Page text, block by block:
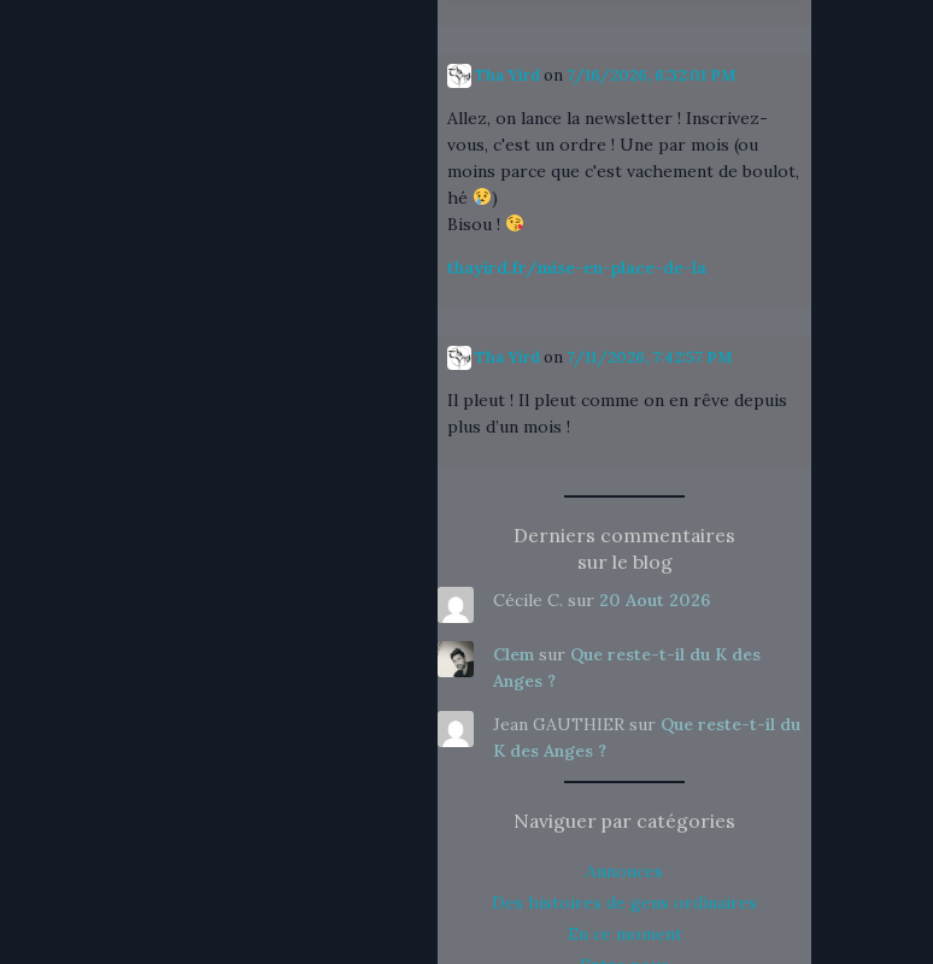
Tha Yird on 7/16/2026, 6:32:01 PM
Allez, on lance la newsletter ! Inscrivez-
vous, c'est un ordre ! Une par mois (ou
moins parce que c'est vachement de boulot,
hé
)
Bisou !
thayird.fr/mise-en-place-de-la
Tha Yird on 7/11/2026, 7:42:57 PM
Il pleut ! Il pleut comme on en rêve depuis
plus d’un mois !
Derniers commentaires
sur le blog
Cécile C. sur 20 Aout 2026
Clemsur Que reste-t-il du K des
Anges ?
Jean GAUTHIERsur Que reste-t-il du
K des Anges ?
Naviguer par catégories
Annonces
Des histoires de gens ordinaires
En ce moment